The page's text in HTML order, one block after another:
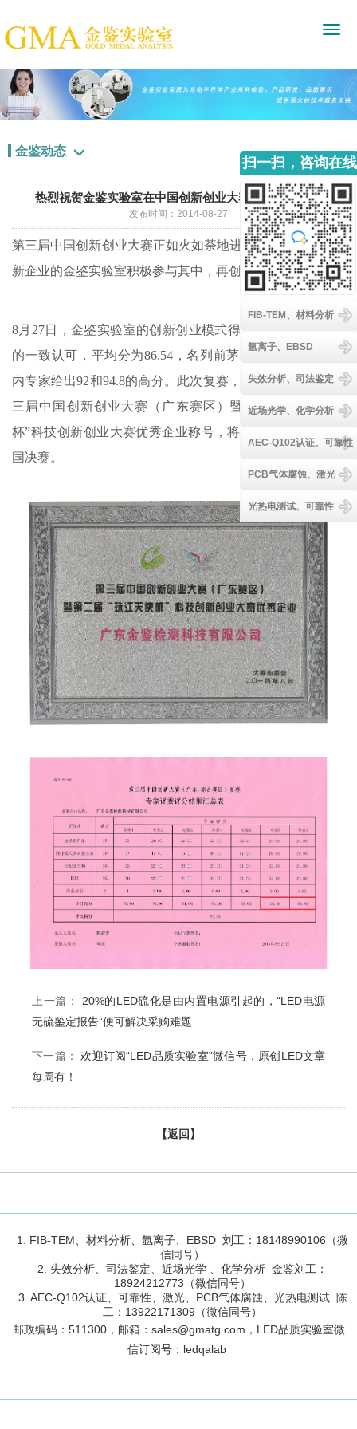
金鉴动态 
热烈祝贺金鉴实验室在中国创新创业大赛中再创佳绩！
发布时间：2014-08-27
第三届中国创新创业大赛正如火如荼地进行着，作为科技创
新企业的金鉴实验室积极参与其中，再创佳绩。
8月27日，金鉴实验室的创新创业模式得到风投专家评委们
的一致认可，平均分为86.54，名列前茅，其中更有两位业
内专家给出92和94.8的高分。此次复赛，金鉴实验室荣获第
三届中国创新创业大赛（广东赛区）暨第二届“珠江天使
杯”科技创新创业大赛优秀企业称号，将代表广东省晋级全
国决赛。
上一篇： 20%的LED硫化是由内置电源引起的，“LED电源
无硫鉴定报告”便可解决采购难题
下一篇：欢迎订阅“LED品质实验室”微信号，原创LED文章
每周有！
【返回】
1. FIB-TEM、材料分析、氩离子、EBSD 刘工：18148990106（微
信同号）
2. 失效分析、司法鉴定、近场光学 、化学分析 金鉴刘工：
18924212773（微信同号）
3. AEC-Q102认证、可靠性、激光、PCB气体腐蚀、光热电测试 陈
工：13922171309（微信同号）
邮政编码： 511300，邮箱：sales@gmatg.com，LED品质实验室微
信订阅号：ledqalab
扫一扫，咨询在线
客服
FIB-TEM、材料分析
氩离子、EBSD
失效分析、司法鉴定
近场光学、化学分析
AEC-Q102认证、可靠性
PCB气体腐蚀、激光
光热电测试、可靠性